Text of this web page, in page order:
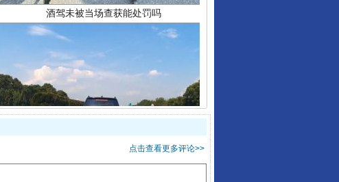
“后车司机肯定在骂我”
点击查看更多评论>>